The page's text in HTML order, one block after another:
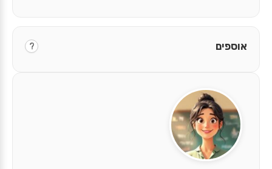
אוספים ?